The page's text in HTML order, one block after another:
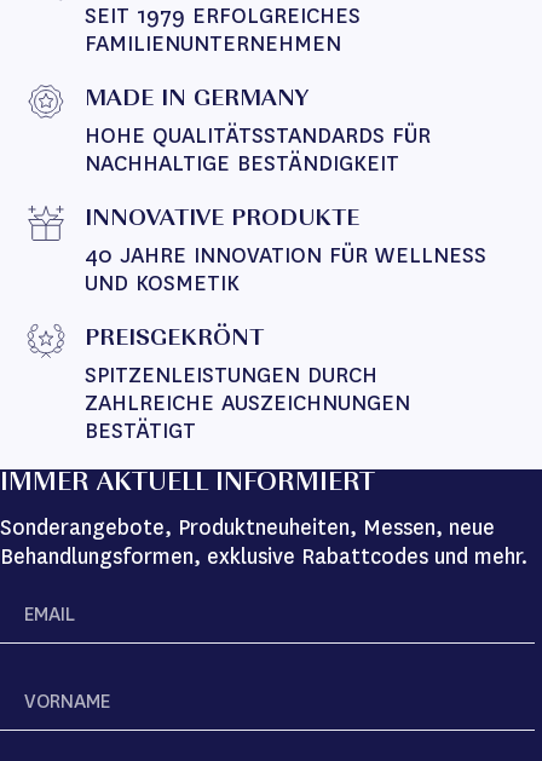
SEIT 1979 ERFOLGREICHES
FAMILIENUNTERNEHMEN
MADE IN GERMANY
HOHE QUALITÄTSSTANDARDS FÜR
NACHHALTIGE BESTÄNDIGKEIT
INNOVATIVE PRODUKTE
40 JAHRE INNOVATION FÜR WELLNESS
UND KOSMETIK
PREISGEKRÖNT
SPITZENLEISTUNGEN DURCH
ZAHLREICHE AUSZEICHNUNGEN
BESTÄTIGT
IMMER AKTUELL INFORMIERT
Sonderangebote, Produktneuheiten, Messen, neue
Behandlungsformen, exklusive Rabattcodes und mehr.